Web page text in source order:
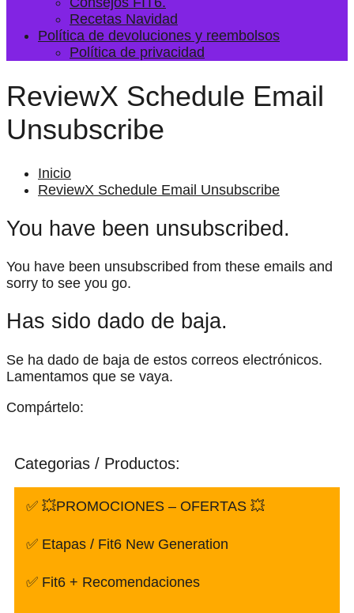
Recetas Navidad
Política de devoluciones y reembolsos
Política de privacidad
ReviewX Schedule Email
Unsubscribe
Inicio
ReviewX Schedule Email Unsubscribe
You have been unsubscribed.
You have been unsubscribed from these emails and
sorry to see you go.
Has sido dado de baja.
Se ha dado de baja de estos correos electrónicos.
Lamentamos que se vaya.
Compártelo:
Categorias / Productos:
✅ 💥PROMOCIONES – OFERTAS 💥
✅ Etapas / Fit6 New Generation
✅ Fit6 + Recomendaciones